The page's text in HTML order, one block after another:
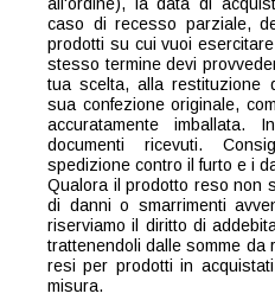
caso di recesso parziale,
prodotti su cui vuoi
stesso termine devi
tua scelta, alla restituzione
sua confezione originale,
accuratamente
documenti ricevuti.
spedizione contro il furto e i
Qualora il prodotto reso non
di danni o smarrimenti
riserviamo il diritto di
trattenendoli dalle somme da
resi per prodotti in
misura.